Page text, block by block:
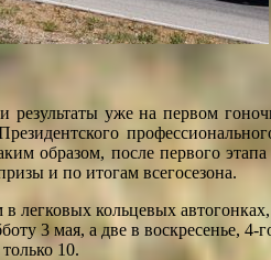
уже на первом
образом, после первого
и по итогам всегосезона.
легковых кольцевых
3 мая, а две в воскресенье, 4-
10.